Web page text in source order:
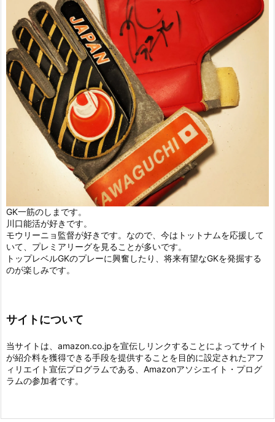
GK一筋のしまです。
川口能活が好きです。
モウリーニョ監督が好きです。なので、今はトットナムを応援して
いて、プレミアリーグを見ることが多いです。
トップレベルGKのプレーに興奮したり、将来有望なGKを発掘する
のが楽しみです。
サイトについて
当サイトは、amazon.co.jpを宣伝しリンクすることによってサイト
が紹介料を獲得できる手段を提供することを目的に設定されたアフ
ィリエイト宣伝プログラムである、Amazonアソシエイト・プログ
ラムの参加者です。